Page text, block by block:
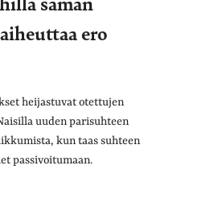
ero
heijastuvat otettujen
uuden parisuhteen
kun taas suhteen
passivoitumaan.